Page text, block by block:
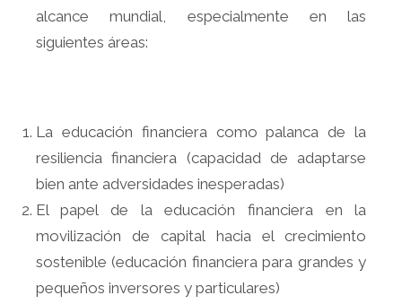
alcance mundial, especialmente en las
siguientes áreas:
La educación financiera como palanca de la
resiliencia financiera (capacidad de adaptarse
bien ante adversidades inesperadas)
El papel de la educación financiera en la
movilización de capital hacia el crecimiento
sostenible (educación financiera para grandes y
pequeños inversores y particulares)